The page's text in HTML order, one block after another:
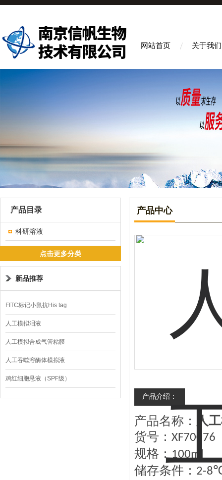
网站首页 关于我们
产品目录
科研溶液
点击更多分类
新品推荐
FITC标记小鼠抗His tag
人工模拟泪液
人工模拟合成气管粘膜
人工吞噬溶酶体模拟液
鸡红细胞悬液（SPF级）
产品中心
产品介绍：
产品名称：
人
货号： XF70076
规格： 100ml
储存条件： 2-8